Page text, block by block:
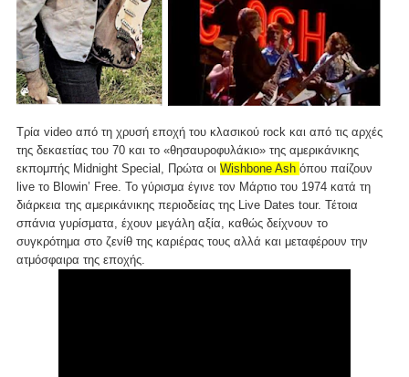
Τρία video από τη χρυσή εποχή του κλασικού rock και από τις αρχές
της δεκαετίας του 70 και το «θησαυροφυλάκιο» της αμερικάνικης
εκπομπής Midnight Special, Πρώτα οι Wishbone Ash όπου παίζουν
live το Blowin’ Free. Το γύρισμα έγινε τον Μάρτιο του 1974 κατά τη
διάρκεια της αμερικάνικης περιοδείας της Live Dates tour. Τέτοια
σπάνια γυρίσματα, έχουν μεγάλη αξία, καθώς δείχνουν το
συγκρότημα στο ζενίθ της καριέρας τους αλλά και μεταφέρουν την
ατμόσφαιρα της εποχής.